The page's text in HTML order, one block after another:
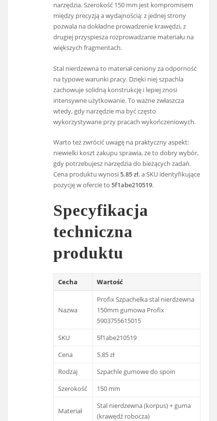
narzędzia. Szerokość 150 mm jest kompromisem
między precyzją a wydajnością: z jednej strony
pozwala na dokładne prowadzenie krawędzi, z
drugiej przyspiesza rozprowadzanie materiału na
większych fragmentach.
Stal nierdzewna to materiał ceniony za odporność
na typowe warunki pracy. Dzięki niej szpachla
zachowuje solidną konstrukcję i lepiej znosi
intensywne użytkowanie. To ważne zwłaszcza
wtedy, gdy narzędzie ma być często
wykorzystywane przy pracach wykończeniowych.
Warto też zwrócić uwagę na praktyczny aspekt:
niewielki koszt zakupu sprawia, że to dobry wybór,
gdy potrzebujesz narzędzia do bieżących zadań.
Cena produktu wynosi5.85 zł, a SKU identyfikujące
pozycję w ofercie to5f1abe210519.
Specyfikacja
techniczna
produktu
Cecha Wartość
Nazwa
Profix Szpachelka stal nierdzewna
150mm gumowa Profix
5903755615015
SKU
5f1abe210519
Cena
5.85 zł
Rodzaj
Szpachle gumowe do spoin
Szerokość
150 mm
Materiał
Stal nierdzewna (korpus) + guma
(krawędź robocza)